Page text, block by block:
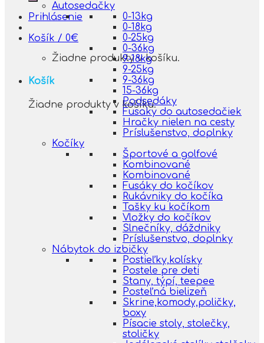
Prihlásenie
Košík / 0€
Žiadne produkty v košíku.
Košík
Žiadne produkty v košíku.
Autosedačky
0-13kg
0-18kg
0-25kg
0-36kg
9-18kg
9-25kg
9-36kg
15-36kg
Podsedáky
Fusaky do autosedačiek
Hračky nielen na cesty
Príslušenstvo, doplnky
Kočíky
Športové a golfové
Kombinované
Kombinované
Fusáky do kočíkov
Rukávniky do kočíka
Tašky ku kočíkom
Vložky do kočíkov
Slnečníky, dáždniky
Príslušenstvo, doplnky
Nábytok do izbičky
Postieľky,kolísky
Postele pre deti
Stany, týpí, teepee
Posteľná bielizeň
Skrine,komody,poličky,
boxy
Písacie stoly, stolečky,
stoličky